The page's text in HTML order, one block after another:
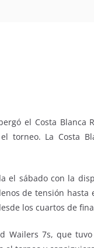
el Costa
torneo. La Costa
el sábado con la
de tensión hasta
los cuartos de
Wailers 7s, que